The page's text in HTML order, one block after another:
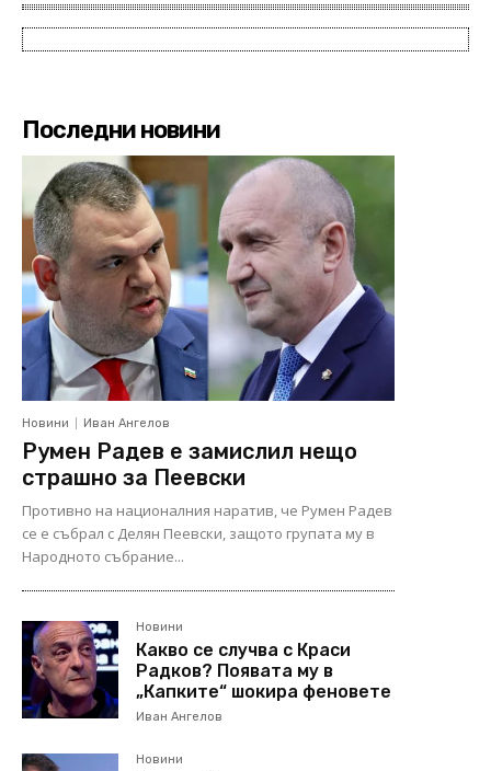
Последни новини
Новини Иван Ангелов
Румен Радев е замислил нещо
страшно за Пеевски
Противно на националния наратив, че Румен Радев
се е събрал с Делян Пеевски, защото групата му в
Народното събрание...
Новини
Какво се случва с Краси
Радков? Появата му в
„Капките“ шокира феновете
Иван Ангелов
Новини